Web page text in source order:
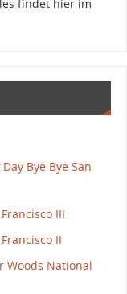
findet hier im
Bye Bye San
III
II
Woods National